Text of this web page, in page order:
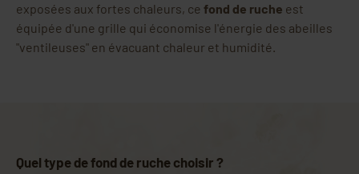
exposées aux fortes chaleurs, ce fond de ruche est
équipée d'une grille qui économise l'énergie des abeilles
"ventileuses" en évacuant chaleur et humidité.
Quel type de fond de ruche choisir ?